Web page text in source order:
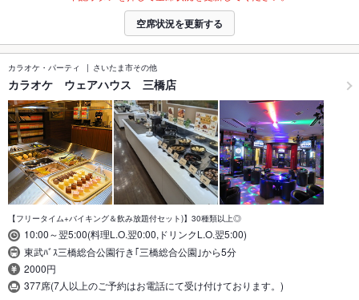
空席状況を更新する
カラオケ・パーティ さいたま市その他
カラオケ ウェアハウス 三橋店
【フリータイム+バイキング＆飲み放題付セット)】30種類以上◎
10:00～翌5:00(料理L.O.翌0:00,ドリンクL.O.翌5:00)
東武ﾊﾞｽ三橋総合公園行き｢三橋総合公園｣から5分
2000円
377席(7人以上のご予約はお電話にて受け付けております。)